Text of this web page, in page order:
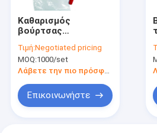
Καθαρισμός
βούρτσας
αυτοκινήτου
βιομηχανικής
μικροϊνών Accept
Τιμή:Negotiated pricing
MOQ:1000/set
Λάβετε την πιο πρόσφατη τιμή
Επικοινωνήστε